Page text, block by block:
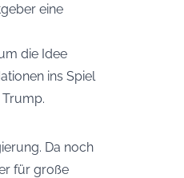
eine
die Idee
ins Spiel
Da noch
für große